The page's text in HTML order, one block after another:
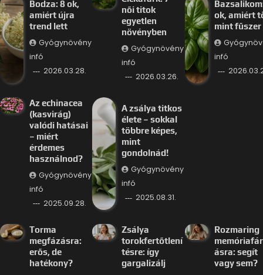
Bodza: 8 ok,
amiért újra
trend lett
Gyógynövény
infó
2026.03.28.
női titok
egyetlen
növényben
Gyógynövény
infó
2026.03.26.
ok, amiért
mint fűszer
infó
Az echinacea
(kasvirág)
valódi hatásai
– miért
érdemes
használnod?
Gyógynövény
infó
2025.09.28.
A zsálya titkos
élete – sokkal
többre képes,
mint
gondolnád!
Gyógynövény
infó
2025.08.31.
Torma
megfázásra:
erős, de
hatékony?
Zsálya
torokfertőtlení
tésre: így
gargalizálj
Rozmaring
ásra: segít
vagy sem?